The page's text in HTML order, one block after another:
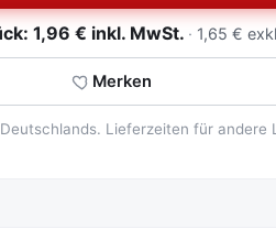
1,96 € inkl. MwSt. 1,65 €
Merken
Lieferzeiten für andere